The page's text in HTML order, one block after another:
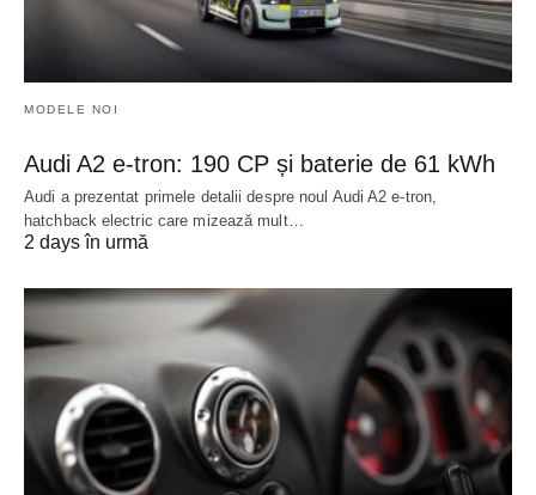
MODELE NOI
Audi A2 e-tron: 190 CP și baterie de 61 kWh
Audi a prezentat primele detalii despre noul Audi A2 e-tron,
hatchback electric care mizează mult…
2 days în urmă